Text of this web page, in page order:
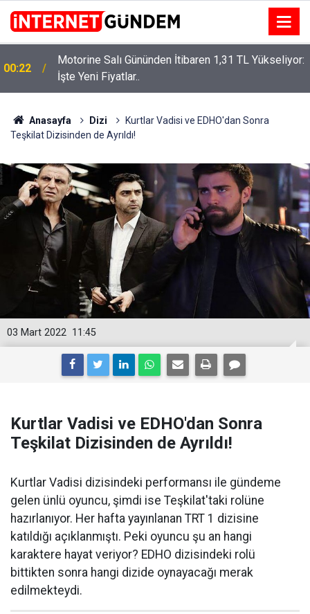
00:22
Motorine Salı Gününden İtibaren 1,31 TL Yükseliyor:
İşte Yeni Fiyatlar..
Anasayfa Dizi
Kurtlar Vadisi ve EDHO'dan Sonra
Teşkilat Dizisinden de Ayrıldı!
11:45
03 Mart 2022
Kurtlar Vadisi ve EDHO'dan Sonra
Teşkilat Dizisinden de Ayrıldı!
Kurtlar Vadisi dizisindeki performansı ile gündeme
gelen ünlü oyuncu, şimdi ise Teşkilat'taki rolüne
hazırlanıyor. Her hafta yayınlanan TRT 1 dizisine
katıldığı açıklanmıştı. Peki oyuncu şu an hangi
karaktere hayat veriyor? EDHO dizisindeki rolü
bittikten sonra hangi dizide oynayacağı merak
edilmekteydi.